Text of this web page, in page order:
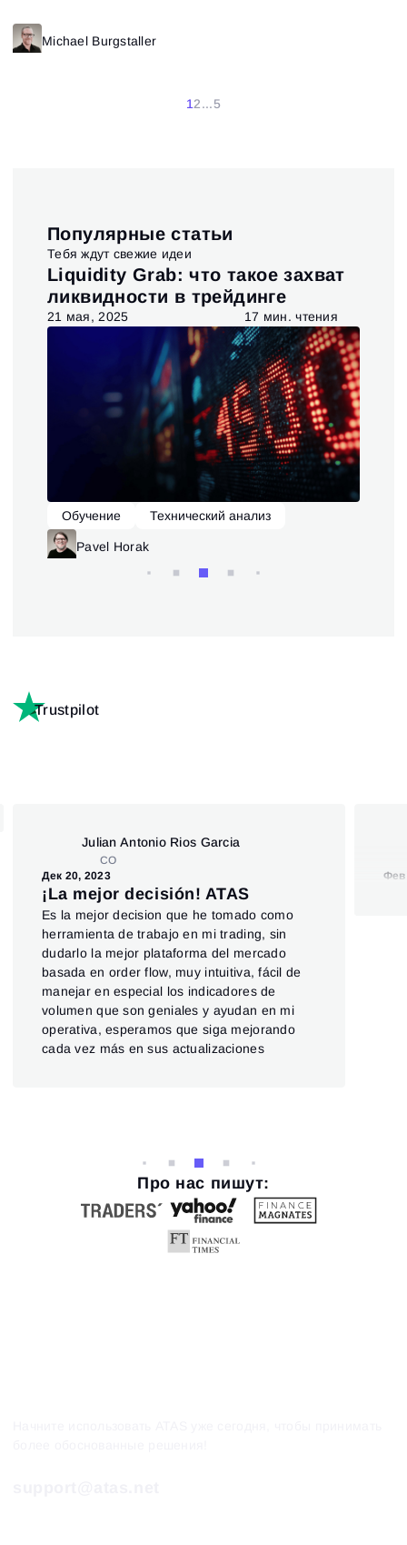
Michael Burgstaller
12...5
Популярные статьи
Тебя ждут свежие идеи
Liquidity Grab: что такое захват
ликвидности в трейдинге
21 мая, 2025 17 мин. чтения
Обучение Технический анализ
Pavel Horak
Trustpilot
Julian Antonio Rios Garcia
CO
Дек 20, 2023
¡La mejor decisión! ATAS
Es la mejor decision que he tomado como
herramienta de trabajo en mi trading, sin
dudarlo la mejor plataforma del mercado
basada en order flow, muy intuitiva, fácil de
manejar en especial los indicadores de
volumen que son geniales y ayudan en mi
operativa, esperamos que siga mejorando
cada vez más en sus actualizaciones
Фев
Про нас пишут: